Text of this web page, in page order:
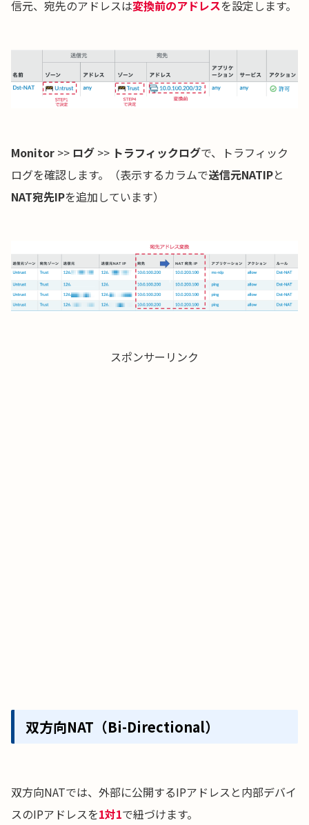
信元、宛先のアドレスは変換前のアドレスを設定します。
Monitor >> ログ >> トラフィックログで、トラフィック
ログを確認します。（表示するカラムで送信元NATIPと
NAT宛先IPを追加しています）
スポンサーリンク
双方向NAT（Bi-Directional）
双方向NATでは、外部に公開するIPアドレスと内部デバイ
スのIPアドレスを1対1で紐づけます。